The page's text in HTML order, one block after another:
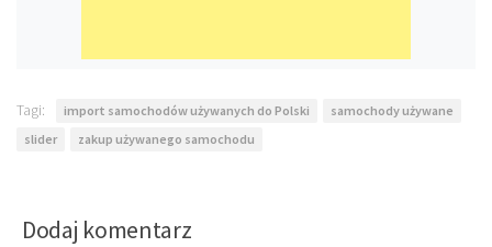
Tagi: import samochodów używanych do Polski
samochody używane
slider
zakup używanego samochodu
Dodaj komentarz